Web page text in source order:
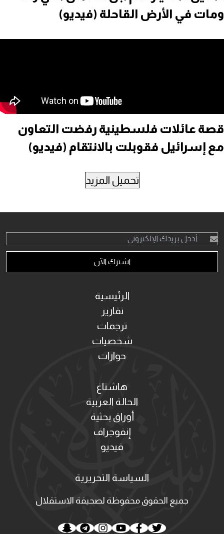
ومات في الأرض القاحلة (فيديو)
قصة عائلات فلسطينية رفضت التعاون
مع إسرائيل فقوبلت بالانتقام (فيديو)
تحميل المزيد
اشترك الآن
الرئيسية
تقارير
ترجمات
شخصيات
حوارات
هاشتاغ
الحالة العربية
أوراق بحثية
إنفوجراف
فيديو
السياسة التحريرية
جميع الحقوق محفوظة لصحيفة الاستقلال